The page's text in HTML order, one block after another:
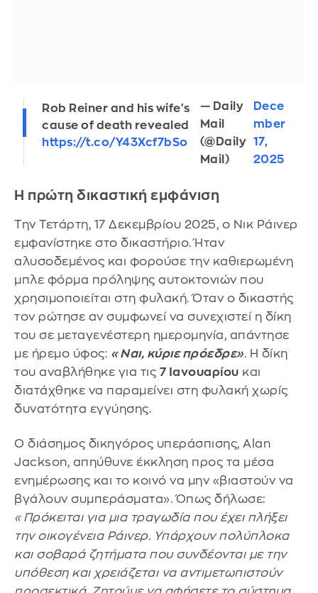
Rob Reiner and his wife's
cause of death revealed
https://t.co/Y43Xcf7bSo
— Daily
Mail
(@Daily
Mail)
Dece
mber
17,
2025
Η πρώτη δικαστική εμφάνιση
Την Τετάρτη, 17 Δεκεμβρίου 2025, ο Νικ Ράινερ
εμφανίστηκε στο δικαστήριο. Ήταν
αλυσοδεμένος και φορούσε την καθιερωμένη
μπλε φόρμα πρόληψης αυτοκτονιών που
χρησιμοποιείται στη φυλακή. Όταν ο δικαστής
τον ρώτησε αν συμφωνεί να συνεχιστεί η δίκη
του σε μεταγενέστερη ημερομηνία, απάντησε
με ήρεμο ύφος: «Ναι, κύριε πρόεδρε». Η δίκη
του αναβλήθηκε για τις 7 Ιανουαρίου και
διατάχθηκε να παραμείνει στη φυλακή χωρίς
δυνατότητα εγγύησης.
Ο διάσημος δικηγόρος υπεράσπισης, Alan
Jackson, απηύθυνε έκκληση προς τα μέσα
ενημέρωσης και το κοινό να μην «βιαστούν να
βγάλουν συμπεράσματα». Όπως δήλωσε:
«Πρόκειται για μια τραγωδία που έχει πλήξει
την οικογένεια Ράινερ. Υπάρχουν πολύπλοκα
και σοβαρά ζητήματα που συνδέονται με την
υπόθεση και χρειάζεται να αντιμετωπιστούν